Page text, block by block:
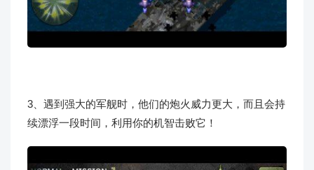
3、遇到强大的军舰时，他们的炮火威力更大，而且会持
续漂浮一段时间，利用你的机智击败它！